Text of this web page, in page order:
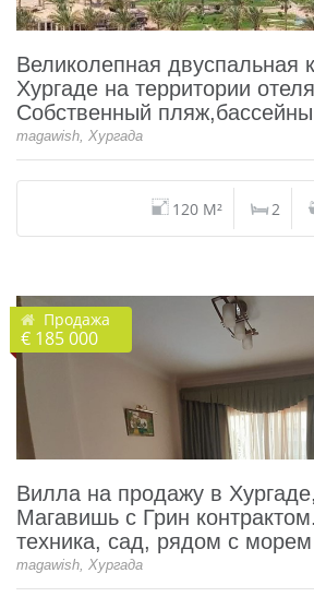
Великолепная двуспальная
Хургаде на территории
Собственный пляж,бассейны
magawish, Хургада
120 M² 2
Продажа
€ 185 000
Вилла на продажу в
Магавишь с Грин
техника, сад, рядом с морем
magawish, Хургада